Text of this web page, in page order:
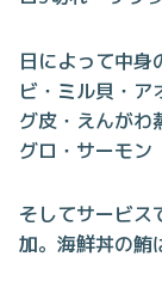
日によって中身
ビ・ミル貝・ア
グ皮・えんがわ
グロ・サーモン
そしてサービス
加。海鮮丼の鮪